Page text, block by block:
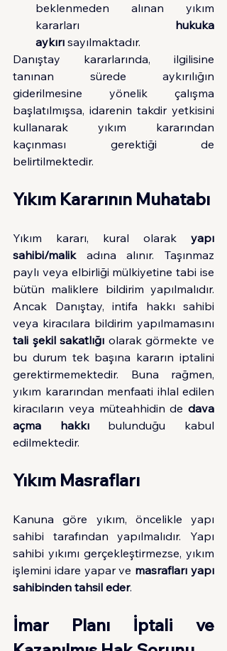
beklenmeden alınan yıkım
kararları hukuka
aykırı sayılmaktadır.
Danıştay kararlarında, ilgilisine
tanınan sürede aykırılığın
giderilmesine yönelik çalışma
başlatılmışsa, idarenin takdir yetkisini
kullanarak yıkım kararından
kaçınması gerektiği de
belirtilmektedir.
Yıkım Kararının Muhatabı
Yıkım kararı, kural olarak yapı
sahibi/malik adına alınır. Taşınmaz
paylı veya elbirliği mülkiyetine tabi ise
bütün maliklere bildirim yapılmalıdır.
Ancak Danıştay, intifa hakkı sahibi
tali şekil sakatlığı olarak görmekte ve
bu durum tek başına kararın iptalini
gerektirmemektedir. Buna rağmen,
yıkım kararından menfaati ihlal edilen
kiracıların veya müteahhidin de dava
açma hakkı bulunduğu kabul
edilmektedir.
Yıkım Masrafları
Kanuna göre yıkım, öncelikle yapı
sahibi tarafından yapılmalıdır. Yapı
sahibi yıkımı gerçekleştirmezse, yıkım
işlemini idare yapar ve masrafları yapı
sahibinden tahsil eder.
İmar Planı İptali ve